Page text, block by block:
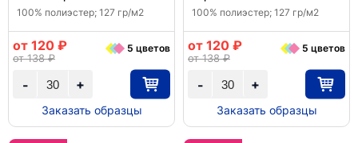
100% полиэстер; 127 гр/м2
+
-
от 120 ₽
от 138 ₽
5 цветов
Заказать образцы
100% полиэстер; 127 гр/м2
+
-
от 120 ₽
от 138 ₽
5 цветов
Заказать образцы